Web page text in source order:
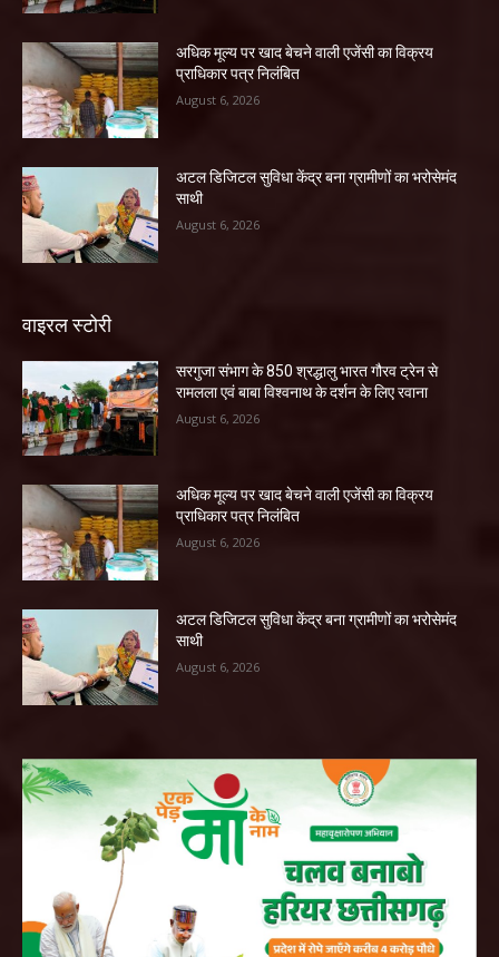
अधिक मूल्य पर खाद बेचने वाली एजेंसी का विक्रय
प्राधिकार पत्र निलंबित
August 6, 2026
अटल डिजिटल सुविधा केंद्र बना ग्रामीणों का भरोसेमंद
साथी
August 6, 2026
वाइरल स्टोरी
सरगुजा संभाग के 850 श्रद्धालु भारत गौरव ट्रेन से
रामलला एवं बाबा विश्वनाथ के दर्शन के लिए रवाना
August 6, 2026
अधिक मूल्य पर खाद बेचने वाली एजेंसी का विक्रय
प्राधिकार पत्र निलंबित
August 6, 2026
अटल डिजिटल सुविधा केंद्र बना ग्रामीणों का भरोसेमंद
साथी
August 6, 2026